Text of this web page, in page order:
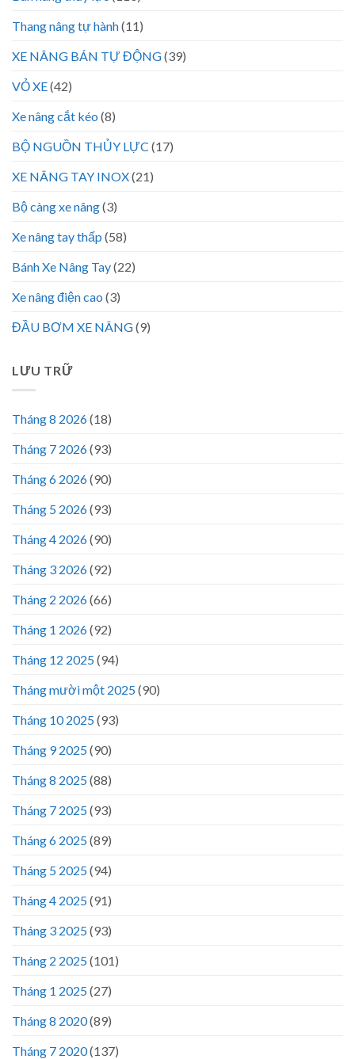
Thang nâng tự hành(11)
XE NÂNG BÁN TỰ ĐỘNG(39)
VỎ XE(42)
Xe nâng cắt kéo (8)
BỘ NGUỒN THỦY LỰC (17)
XE NÂNG TAY INOX(21)
Bộ càng xe nâng(3)
Xe nâng tay thấp (58)
Bánh Xe Nâng Tay(22)
Xe nâng điện cao (3)
ĐẦU BƠM XE NÂNG(9)
LƯU TRỮ
Tháng 8 2026(18)
Tháng 7 2026(93)
Tháng 6 2026(90)
Tháng 5 2026(93)
Tháng 4 2026(90)
Tháng 3 2026(92)
Tháng 2 2026(66)
Tháng 1 2026(92)
Tháng 12 2025(94)
Tháng mười một 2025(90)
Tháng 10 2025(93)
Tháng 9 2025(90)
Tháng 8 2025(88)
Tháng 7 2025(93)
Tháng 6 2025(89)
Tháng 5 2025(94)
Tháng 4 2025(91)
Tháng 3 2025(93)
Tháng 2 2025(101)
Tháng 1 2025(27)
Tháng 8 2020(89)
Tháng 7 2020(137)